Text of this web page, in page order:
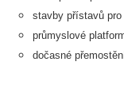
stavby přístavů
průmyslové
dočasné